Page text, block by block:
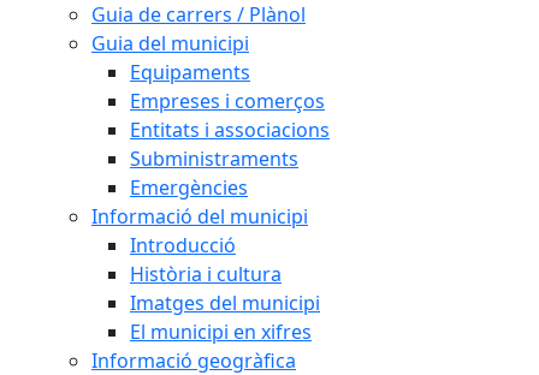
Guia de carrers / Plànol
Guia del municipi
Equipaments
Empreses i comerços
Entitats i associacions
Subministraments
Emergències
Informació del municipi
Introducció
Història i cultura
Imatges del municipi
El municipi en xifres
Informació geogràfica